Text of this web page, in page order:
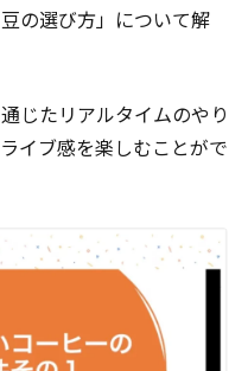
の選び方」について解
じたリアルタイムのやり
イブ感を楽しむことがで